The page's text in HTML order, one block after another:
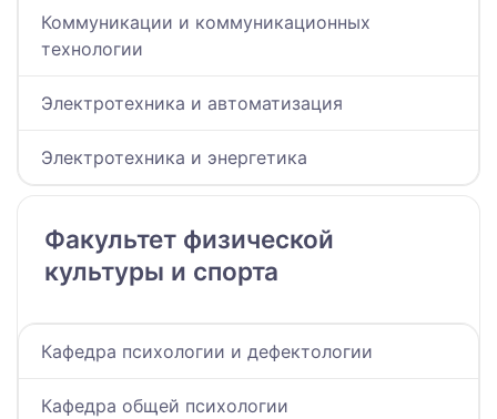
Коммуникации и коммуникационных
технологии
Электротехника и автоматизация
Электротехника и энергетика
Факультет физической
культуры и спорта
Кафедра психологии и дефектологии
Кафедра общей психологии